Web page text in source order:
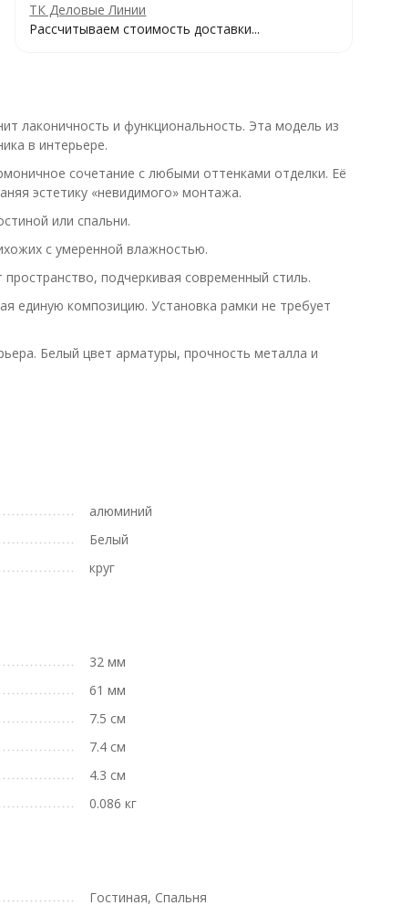
ТК Деловые Линии
Рассчитываем стоимость доставки...
лаконичность и функциональность. Эта модель из
в интерьере.
сочетание с любыми оттенками отделки. Её
эстетику «невидимого» монтажа.
или спальни.
с умеренной влажностью.
подчеркивая современный стиль.
единую композицию. Установка рамки не требует
Белый цвет арматуры, прочность металла и
алюминий
Белый
круг
32 мм
61 мм
7.5 см
7.4 см
4.3 см
0.086 кг
Гостиная, Спальня